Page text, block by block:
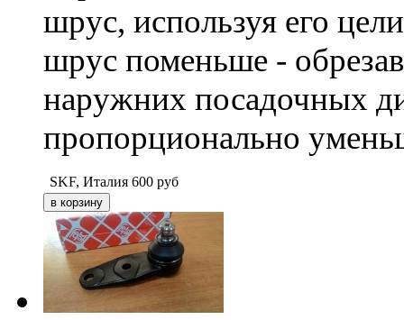
шрус, используя его
шрус поменьше -
наружних посадочных
пропорционально
SKF, Италия 600 руб